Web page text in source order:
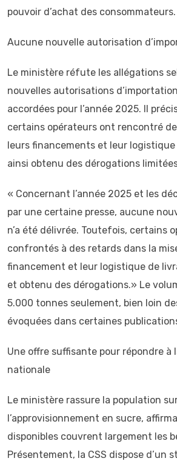
pouvoir d’achat des
Aucune nouvelle autorisation
Le ministère réfute les allégations
nouvelles autorisations
accordées pour l’année 2025. Il
certains opérateurs ont rencontré
leurs financements et leur
ainsi obtenu des dérogations
« Concernant l’année 2025 et les
par une certaine presse, aucune
n’a été délivrée. Toutefois, certains
confrontés à des retards dans la
financement et leur logistique de
et obtenu des dérogations.» Le
5.000 tonnes seulement, bien loin
évoquées dans certaines
Une offre suffisante pour répondre à
nationale
Le ministère rassure la population
l’approvisionnement en sucre,
disponibles couvrent largement les
Présentement, la CSS dispose d’un